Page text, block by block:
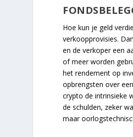
Hoe kun je geld
verkoopprovisies.
en de verkoper een
of meer worden
het rendement op
opbrengsten over
crypto de intrinsieke
de schulden, zeker
maar